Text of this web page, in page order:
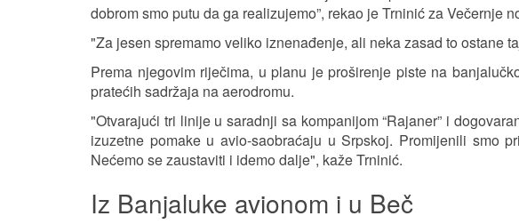
dobrom smo putu da ga realizujemo”, rekao je Trninić za Večernje
"Za jesen spremamo veliko iznenađenje, ali neka zasad to ostane
Prema njegovim riječima, u planu je proširenje piste na
pratećih sadržaja na aerodromu.
"Otvarajući tri linije u saradnji sa kompanijom “Rajaner” i
izuzetne pomake u avio-saobraćaju u Srpskoj. Promijenili smo
Nećemo se zaustaviti i idemo dalje", kaže Trninić.
Iz Banjaluke avionom i u Beč